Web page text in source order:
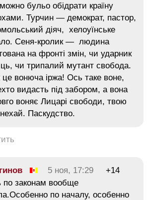
бульо обідрати країну
Турчин — демократ, пастор,
діяч, хелоуїнське
Сеня-кролик — людина
на фронті змін, чи ударник
чи трипалий мутант свобода.
вонюча іржа! Ось таке воне,
видасть під забором, а вона
воняє Лицарі свободи, твою
Паскудство.
5 ноя, 17:29
+14
законам вообще
по началу, особенно